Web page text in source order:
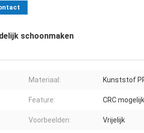
schoonmaken
Materiaal: Kunststof
Feature: CRC mogelijk
Voorbeelden: Vrijelijk